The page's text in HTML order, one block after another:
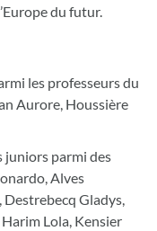
du futur.
les professeurs du
Aurore, Houssière
juniors parmi des
Alves
Destrebecq Gladys,
Lola, Kensier